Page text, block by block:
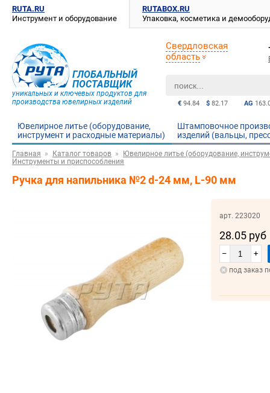
RUTA.RU
Инструмент и оборудование
RUTABOX.RU
Упаковка, косметика и
ГЛОБАЛЬНЫЙ
ПОСТАВЩИК
уникальных и ключевых продуктов для
производства ювелирных изделий
AG
€ 94.84 $ 82.17
Свердловская
область
Ювелирное литье (оборудование,
инструмент и расходные материалы)
Штамповочное
изделий (вальцы,
Главная Каталог товаров
Ювелирное литье (оборудование,
Инструменты и приспособления
Ручка для напильника №2 d-24 мм, L-90 мм
арт. 223020
28.05 руб
– +
под заказ